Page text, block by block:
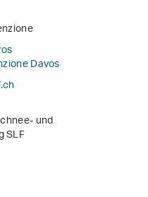
Davos
.ch
und
SLF